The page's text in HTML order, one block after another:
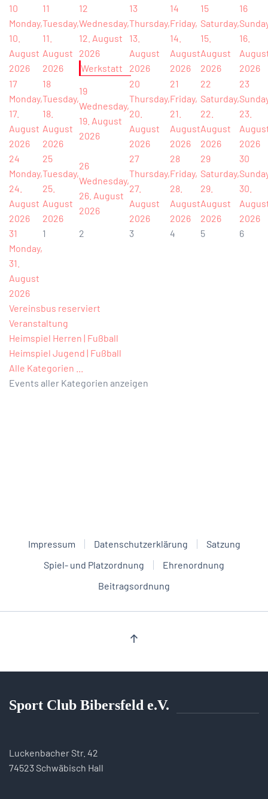
10
Monday,
10.
August
2026
11
Tuesday,
11.
August
2026
12
Wednesday,
12. August
2026
Werkstatt
13
Thursday,
13.
August
2026
14
Friday,
14.
August
2026
15
Saturday,
15.
August
2026
16
16.
2026
17
Monday,
17.
August
2026
18
Tuesday,
18.
August
2026
19
Wednesday,
19. August
2026
20
Thursday,
20.
August
2026
21
Friday,
21.
August
2026
22
Saturday,
22.
August
2026
23
23.
2026
24
Monday,
24.
August
2026
25
Tuesday,
25.
August
2026
26
Wednesday,
26. August
2026
27
Thursday,
27.
August
2026
28
Friday,
28.
August
2026
29
Saturday,
29.
August
2026
30
30.
2026
31
Monday,
31.
August
2026
1 2 3 4 5 6
Vereinsbus reserviert
Veranstaltung
Heimspiel Herren | Fußball
Heimspiel Jugend | Fußball
Alle Kategorien ...
Events aller Kategorien anzeigen
Impressum Datenschutzerklärung
Satzung
Spiel- und Platzordnung
Ehrenordnung
Beitragsordnung
Sport Club Bibersfeld e.V.
Luckenbacher Str. 42
74523 Schwäbisch Hall